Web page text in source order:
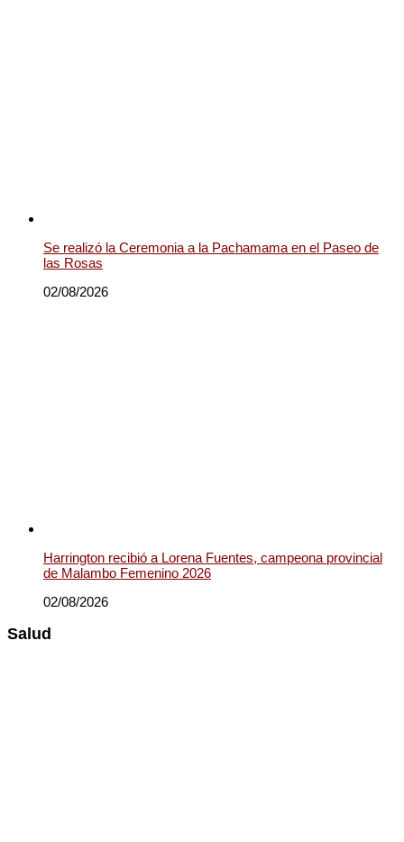
Se realizó la Ceremonia a la Pachamama en el Paseo de
las Rosas
02/08/2026
Harrington recibió a Lorena Fuentes, campeona provincial
de Malambo Femenino 2026
02/08/2026
Salud